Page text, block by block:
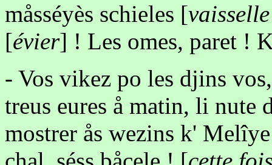
måsséyès schieles [
[évier] ! Les omes, paret !
- Vos vikez po les djins
treus eures å matin, li nute
mostrer ås wezins k'